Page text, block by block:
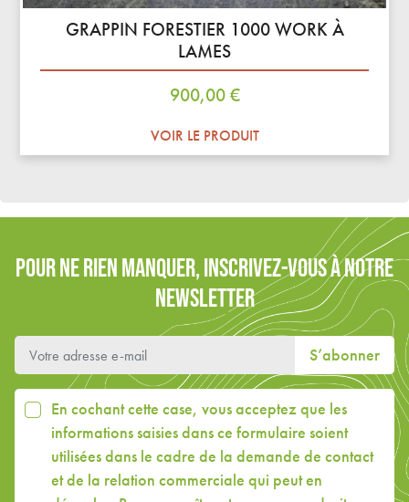
GRAPPIN FORESTIER 1000 WORK À
LAMES
Prix
900,00 €
VOIR LE PRODUIT
POUR NE RIEN MANQUER, INSCRIVEZ-VOUS À NOTRE
NEWSLETTER
S’abonner
En cochant cette case, vous acceptez que les
informations saisies dans ce formulaire soient
utilisées dans le cadre de la demande de contact
et de la relation commerciale qui peut en